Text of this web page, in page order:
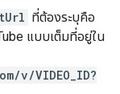
ที่ต้องระบุคือ
แบบเต็มที่อยู่ใน
v/VIDEO_ID?